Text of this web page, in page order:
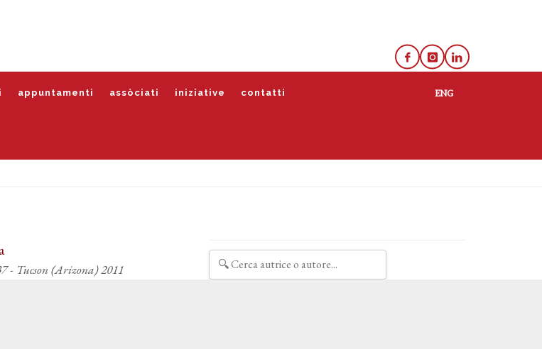
appuntamenti assòciati iniziative contatti
- Tucson (Arizona) 2011